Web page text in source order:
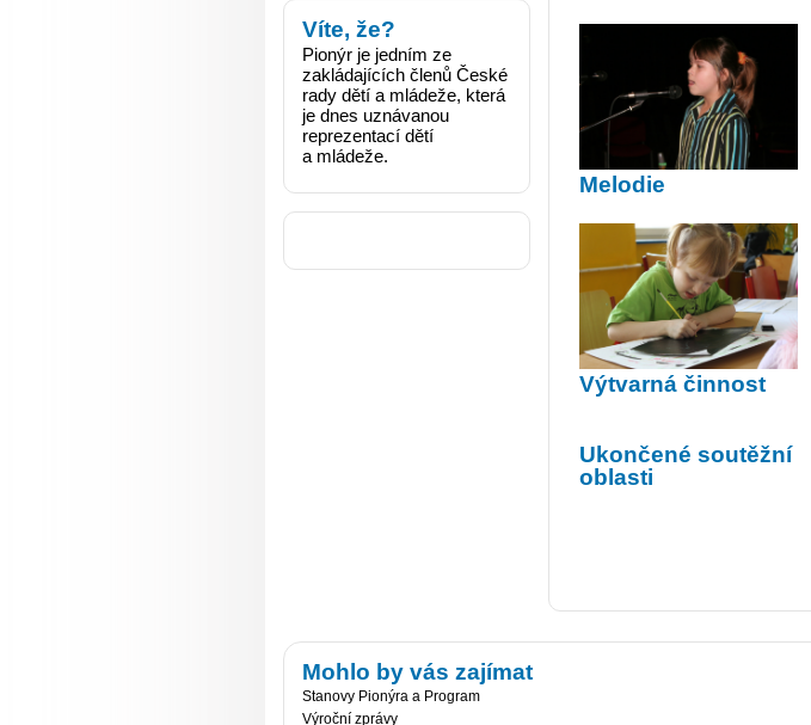
Víte, že?
Pionýr je jedním ze
zakládajících členů České
rady dětí a mládeže, která
je dnes uznávanou
reprezentací dětí
a mládeže.
Melodie
Výtvarná činnost
Ukončené soutěžní
oblasti
Mohlo by vás zajímat
Stanovy Pionýra a Program
Výroční zprávy